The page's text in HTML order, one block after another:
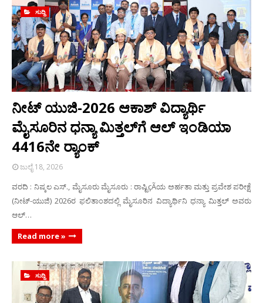
ಸುದ್ದಿ
ನೀಟ್ ಯುಜಿ-2026 ಆಕಾಶ್ ವಿದ್ಯಾರ್ಥಿ
ಮೈಸೂರಿನ ಧನ್ಯಾ ಮಿತ್ತಲ್‌ಗೆ ಆಲ್ ಇಂಡಿಯಾ
4416ನೇ ರ‍್ಯಾಂಕ್
ಜುಲೈ 18, 2026
ವರದಿ : ನಿಷ್ಕಲ ಎಸ್., ಮೈಸೂರು ಮೈಸೂರು : ರಾಷ್ಟಿçÃಯ ಅರ್ಹತಾ ಮತ್ತು ಪ್ರವೇಶ ಪರೀಕ್ಷೆ
(ನೀಟ್-ಯುಜಿ) 2026ರ ಫಲಿತಾಂಶದಲ್ಲಿ ಮೈಸೂರಿನ ವಿದ್ಯಾರ್ಥಿನಿ ಧನ್ಯಾ ಮಿತ್ತಲ್ ಅವರು
ಆಲ್…
Read more »
ಸುದ್ದಿ